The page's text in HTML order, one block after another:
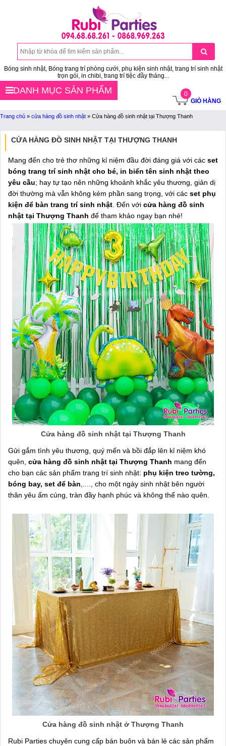
Bóng sinh nhật, Bóng trang trí phòng cưới, phụ kiện sinh nhật, trang trí sinh nhật
trọn gói, in chibi, trang trí tiệc đầy tháng...
0
GIỎ HÀNG
DANH MỤC SẢN PHẨM
Trang chủ » cửa hàng đồ sinh nhật » Cửa hàng đồ sinh nhật tại Thượng Thanh
CỬA HÀNG ĐỒ SINH NHẬT TẠI THƯỢNG THANH
Mang đến cho trẻ thơ những kỉ niệm đầu đời đáng giá với các set
bóng trang trí sinh nhật cho bé, in biển tên sinh nhật theo
yêu cầu; hay tự tạo nên những khoảnh khắc yêu thương, giản dị
đời thường mà vẫn không kém phần sang trọng, với các set phụ
kiện để bàn trang trí sinh nhật . Đến với cửa hàng đồ sinh
nhật tại Thượng Thanh để tham khảo ngay bạn nhé!
Cửa hàng đồ sinh nhật tại Thượng Thanh
Gửi gắm tình yêu thương, quý mến và bồi đắp lên kỉ niệm khó
quên, cửa hàng đồ sinh nhật tại Thượng Thanh mang đến
cho bạn các sản phẩm trang trí sinh nhật: phụ kiện treo tường,
bóng bay, set để bàn ,...., cho một ngày sinh nhật bên người
thân yêu ấm cúng, tràn đầy hạnh phúc và không thể nào quên.
Cửa hàng đồ sinh nhật ở Thượng Thanh
Rubi Parties chuyên cung cấp bán buôn và bán lẻ các sản phẩm